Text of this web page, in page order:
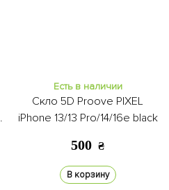
Есть в наличии
Скло 5D Proove PIXEL
iPhone 13/13 Pro/14/16e black
500 ₴
В корзину